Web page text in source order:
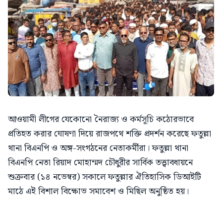
আওয়ামী লীগের যেকোনো নৈরাজ্য ও কর্মসূচি কঠোরভাবে
প্রতিহত করার ঘোষণা দিয়ে রাজপথে শক্তি প্রদর্শন করেছে ফতুল্লা
থানা বিএনপি ও অঙ্গ-সংগঠনের নেতাকর্মীরা। ফতুল্লা থানা
বিএনপি নেতা রিয়াদ মোহাম্মদ চৌধুরীর সার্বিক তত্ত্বাবধায়নে
শুক্রবার (১৪ নভেম্বর) সকালে ফতুল্লার ঐতিহাসিক ডিআইটি
মাঠে এই বিশাল বিক্ষোভ সমাবেশ ও মিছিল অনুষ্ঠিত হয়।